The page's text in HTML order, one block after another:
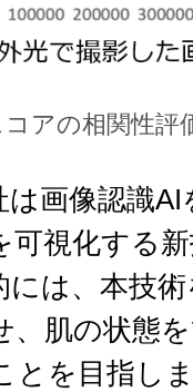
アの相関性評
画像認識AI
視化する
には、本技
、肌の状態
とを目指し